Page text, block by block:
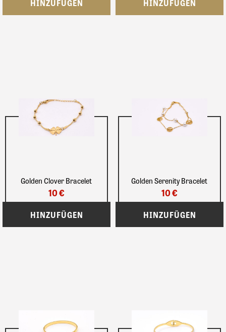
Golden Clover Bracelet
10 €
Golden Serenity Bracelet
10 €